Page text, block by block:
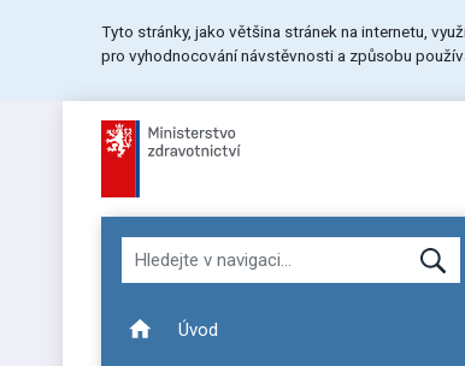
Tyto stránky, jako většina stránek na internetu,
pro vyhodnocování návstěvnosti a způsobu
Hledat v navigaci
Úvod